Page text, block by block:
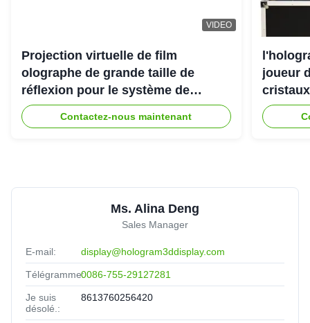
VIDEO
Projection virtuelle de film
olographe de grande taille de
réflexion pour le système de
projecteur de l'hologramme 3D
Contactez-nous maintenant
joueur
Ms. Alina Deng
Sales Manager
E-mail: display@hologram3ddisplay.com
Télégramme:0086-755-29127281
Je suis
désolé.:
8613760256420